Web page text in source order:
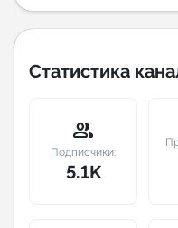
Индекс
Аналитика MAX
Аналитика
Статистика
group
Подписчики:
5.1K